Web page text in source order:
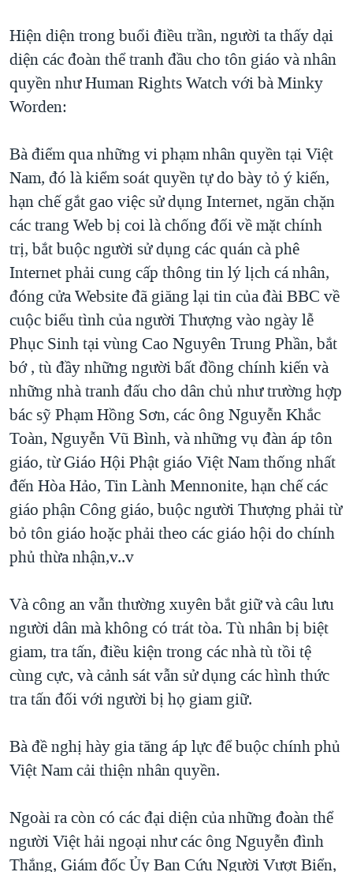
Hiện diện trong buổi điều trần, người ta thấy dại
diện các đoàn thể tranh đầu cho tôn giáo và nhân
quyền như Human Rights Watch với bà Minky
Worden:
Bà điểm qua những vi phạm nhân quyền tại Việt
Nam, đó là kiểm soát quyền tự do bày tỏ ý kiến,
hạn chế gắt gao việc sử dụng Internet, ngăn chặn
các trang Web bị coi là chống đối về mặt chính
trị, bắt buộc người sử dụng các quán cà phê
Internet phải cung cấp thông tin lý lịch cá nhân,
đóng cửa Website đã giăng lại tin của đài BBC về
cuộc biểu tình của người Thượng vào ngày lễ
Phục Sinh tại vùng Cao Nguyên Trung Phần, bắt
bớ , tù đầy những người bất đồng chính kiến và
những nhà tranh đấu cho dân chủ như trường hợp
bác sỹ Phạm Hồng Sơn, các ông Nguyễn Khắc
Toàn, Nguyễn Vũ Bình, và những vụ đàn áp tôn
giáo, từ Giáo Hội Phật giáo Việt Nam thống nhất
đến Hòa Hảo, Tin Lành Mennonite, hạn chế các
giáo phận Công giáo, buộc người Thượng phải từ
bỏ tôn giáo hoặc phải theo các giáo hội do chính
phủ thừa nhận,v..v
Và công an vẫn thường xuyên bắt giữ và câu lưu
người dân mà không có trát tòa. Tù nhân bị biệt
giam, tra tấn, điều kiện trong các nhà tù tồi tệ
cùng cực, và cảnh sát vẫn sử dụng các hình thức
tra tấn đối với người bị họ giam giữ.
Bà đề nghị hày gia tăng áp lực để buộc chính phủ
Việt Nam cải thiện nhân quyền.
Ngoài ra còn có các đại diện của những đoàn thể
người Việt hải ngoại như các ông Nguyễn đình
Thắng, Giám đốc Ủy Ban Cứu Người Vượt Biển,